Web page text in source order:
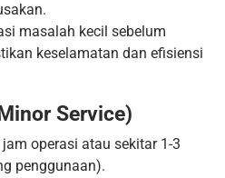
masalah kecil sebelum
keselamatan dan efisiensi
Service)
operasi atau sekitar 1-3
penggunaan).